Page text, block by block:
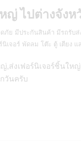
ญ่ ไปต่างจังห
ดภัย มีประกันสินค้า มีรถรับ
เจอร์ พัดลม โต๊ะ ตู้ เตียง แ
ส่งเฟอร์นิเจอร์ชิ้นให
วันครับ